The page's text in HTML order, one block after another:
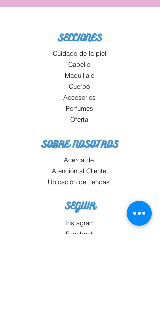
SECCIONES
Cuidado de la piel
Cabello
Maquillaje
Cuerpo
Accesorios
Perfumes
Oferta
SOBRE NOSOTROS
Acerca de
Atención al Cliente
Ubicación de tiendas
SEGUIR
Instagram
Facebook